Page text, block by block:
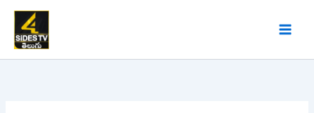
Skip
content